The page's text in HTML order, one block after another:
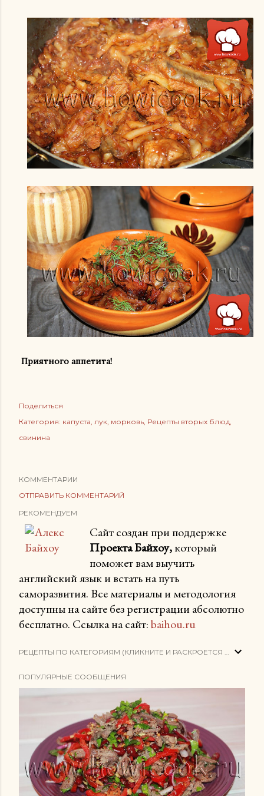
Приятного аппетита!
Поделиться
Категория: капуста лук морковь Рецепты вторых блюд
свинина
КОММЕНТАРИИ
ОТПРАВИТЬ КОММЕНТАРИЙ
РЕКОМЕНДУЕМ
Сайт создан при поддержке
Проекта Байхоу,который
поможет вам выучить
английский язык и встать на путь
саморазвития. Все материалы и методология
доступны на сайте без регистрации абсолютно
бесплатно. Ссылка на сайт:baihou.ru
ПОПУЛЯРНЫЕ СООБЩЕНИЯ